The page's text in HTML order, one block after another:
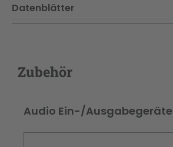
Datenblätter
Zubehör
Produktgalerie überspringen
Audio Ein-/Ausgabegeräte